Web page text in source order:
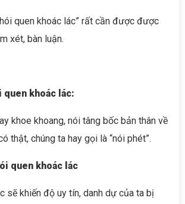
quen khoác lác” rất cần được được
xét, bàn luận.
quen khoác lác:
khoe khoang, nói tâng bốc bản thân về
thật, chúng ta hay gọi là “nói phét”.
quen khoác lác
sẽ khiến độ uy tín, danh dự của ta bị